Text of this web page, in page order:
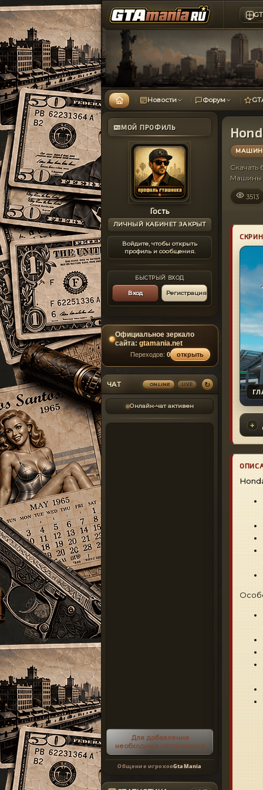
Новости Форум
МОЙ ПРОФИЛЬ
Гость
ЛИЧНЫЙ КАБИНЕТ ЗАКРЫТ
Войдите, чтобы открыть
профиль и сообщения.
БЫСТРЫЙ ВХОД
Вход Регистрация
Официальное зеркало
сайта: gtamania.net
Переходов: 0 открыть
ЧАТ ONLINE LIVE ↻
Онлайн-чат активен
Для добавления
необходима авторизация
Общение игроковGtaMania
Скачать
Машины
3513